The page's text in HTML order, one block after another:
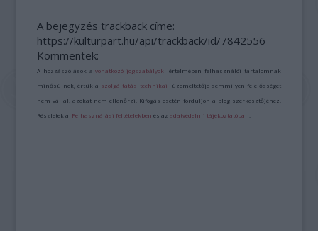
A bejegyzés trackback címe:
https://kulturpart.hu/api/trackback/id/7842556
Kommentek:
A hozzászólások avonatkozó jogszabályok értelmében felhasználói tartalomnak
minősülnek, értük a szolgáltatás technikai üzemeltetője semmilyen felelősséget
nem vállal, azokat nem ellenőrzi. Kifogás esetén forduljon a blog szerkesztőjéhez.
Részletek a Felhasználási feltételekben és azadatvédelmi tájékoztatóban